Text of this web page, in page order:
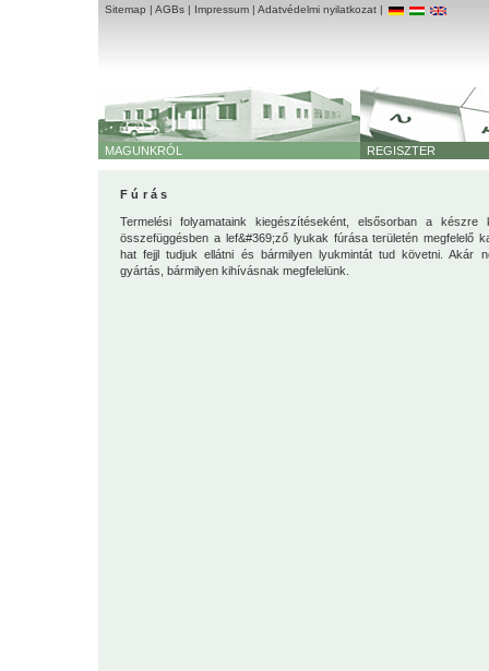
Sitemap | AGBs | Impressum | Adatvédelmi nyilatkozat |
MAGUNKRÓL REGISZTER
Fúrás
Termelési folyamataink kiegészítéseként, elsősorban a készre
összefüggésben a lef&#369;ző lyukak fúrása területén megfelelő
hat fejjl tudjuk ellátni és bármilyen lyukmintát tud követni. Akár
gyártás, bármilyen kihívásnak megfelelünk.